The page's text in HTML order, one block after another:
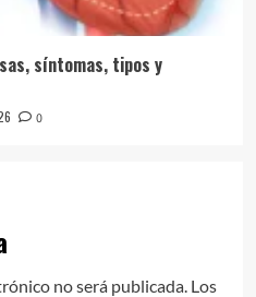
síntomas, tipos y
0
no será publicada. Los